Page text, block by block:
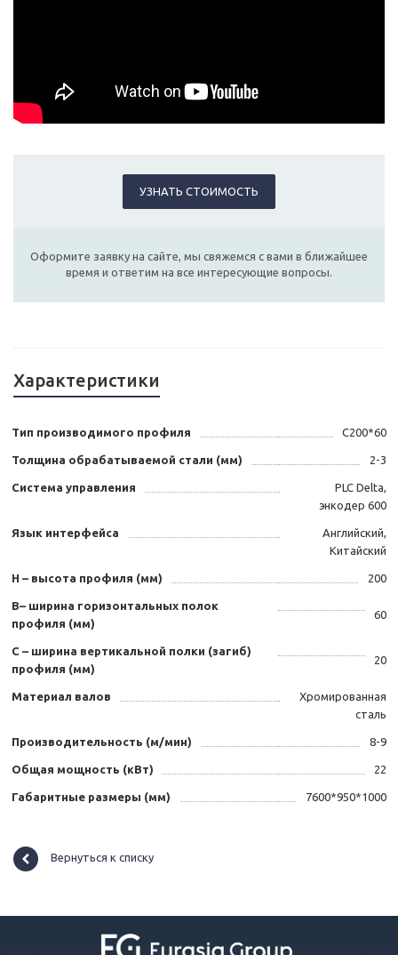
УЗНАТЬ СТОИМОСТЬ
Оформите заявку на сайте, мы свяжемся с вами в ближайшее
время и ответим на все интересующие вопросы.
Характеристики
Тип производимого профиля С200*60
Толщина обрабатываемой стали (мм) 2-3
Система управления
PLC Delta,
энкодер 600
Язык интерфейса
Английский,
Китайский
Н – высота профиля (мм) 200
B– ширина горизонтальных полок
профиля (мм)
60
С – ширина вертикальной полки (загиб)
профиля (мм)
20
Материал валов
Хромированная
сталь
Производительность (м/мин) 8-9
Общая мощность (кВт) 22
Габаритные размеры (мм) 7600*950*1000
Вернуться к списку